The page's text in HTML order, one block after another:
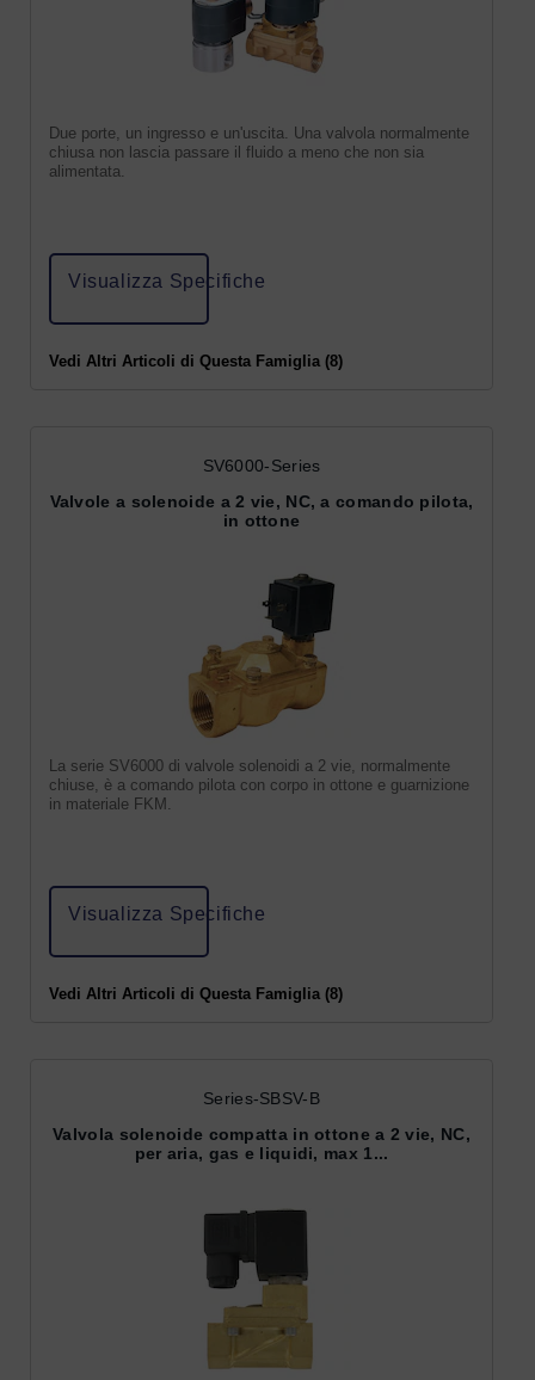
Due porte, un ingresso e un'uscita. Una valvola normalmente
chiusa non lascia passare il fluido a meno che non sia
alimentata.
Visualizza Specifiche
Vedi Altri Articoli di Questa Famiglia (8)
SV6000-Series
Valvole a solenoide a 2 vie, NC, a comando pilota,
in ottone
La serie SV6000 di valvole solenoidi a 2 vie, normalmente
chiuse, è a comando pilota con corpo in ottone e guarnizione
in materiale FKM.
Visualizza Specifiche
Vedi Altri Articoli di Questa Famiglia (8)
Series-SBSV-B
Valvola solenoide compatta in ottone a 2 vie, NC,
per aria, gas e liquidi, max 1...